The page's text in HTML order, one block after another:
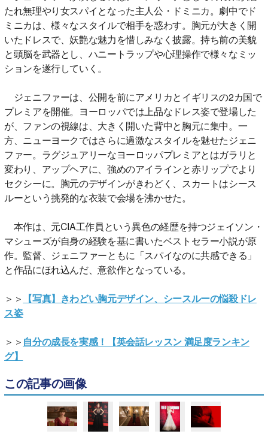
たれ無理やり女スパイとなった主人公・ドミニカ。劇中でド
ミニカは、様々なスタイルで相手を惑わす。胸元が大きく開
いたドレスで、妖艶な魅力を惜しみなく披露。持ち前の美貌
と頭脳を武器とし、ハニートラップや心理操作で様々なミッ
ションを遂行していく。
ジェニファーは、公開を前にアメリカとイギリスの2カ国で
プレミアを開催。ヨーロッパでは上品なドレス姿で登場した
が、ファンの視線は、大きく開いた背中と胸元に集中。一
方、ニューヨークではさらに過激なスタイルを魅せたジェニ
ファー。ラグジュアリーなヨーロッパプレミアとはガラリと
変わり、アップヘアに、強めのアイラインと赤リップでより
セクシーに。胸元のデザインがきわどく、スカートはシース
ルーという挑発的な衣装で会場を沸かせた。
本作は、元CIA工作員という異色の経歴を持つジェイソン・
マシューズが自身の経験を基に書いたベストセラー小説が原
作。監督、ジェニファーともに「スパイなのに共感できる」
と作品にほれ込んだ、意欲作となっている。
＞＞ 【写真】きわどい胸元デザイン、シースルーの悩殺ドレ
ス姿
＞＞ 自分の成長を実感！【英会話レッスン 満足度ランキン
グ】
この記事の画像